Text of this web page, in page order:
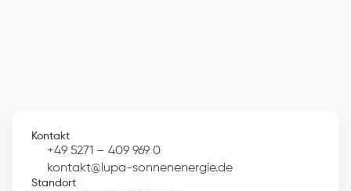
Kontakt
+49 5271 – 409 969 0
kontakt@lupa-sonnenenergie.de
Standort